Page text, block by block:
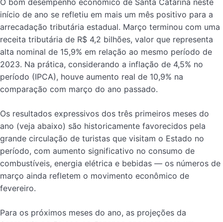
O bom desempenho econômico de Santa Catarina neste
início de ano se refletiu em mais um mês positivo para a
arrecadação tributária estadual. Março terminou com uma
receita tributária de R$ 4,2 bilhões, valor que representa
alta nominal de 15,9% em relação ao mesmo período de
2023. Na prática, considerando a inflação de 4,5% no
período (IPCA), houve aumento real de 10,9% na
comparação com março do ano passado.
Os resultados expressivos dos três primeiros meses do
ano (veja abaixo) são historicamente favorecidos pela
grande circulação de turistas que visitam o Estado no
período, com aumento significativo no consumo de
combustíveis, energia elétrica e bebidas — os números de
março ainda refletem o movimento econômico de
fevereiro.
Para os próximos meses do ano, as projeções da